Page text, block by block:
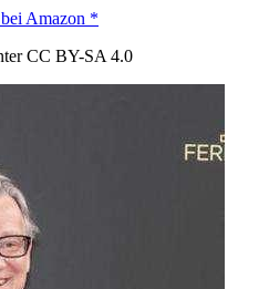
Amazon *
CC BY-SA 4.0